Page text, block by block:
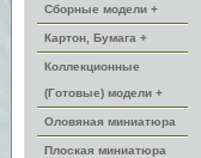
Сборные модели +
Картон, Бумага +
Коллекционные
(Готовые) модели +
Оловяная миниатюра
Плоская миниатюра